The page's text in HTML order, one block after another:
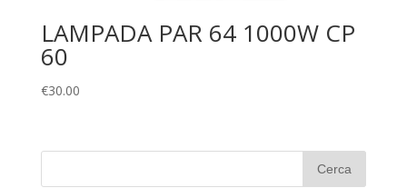
LAMPADA PAR 64 1000W CP
60
€30.00